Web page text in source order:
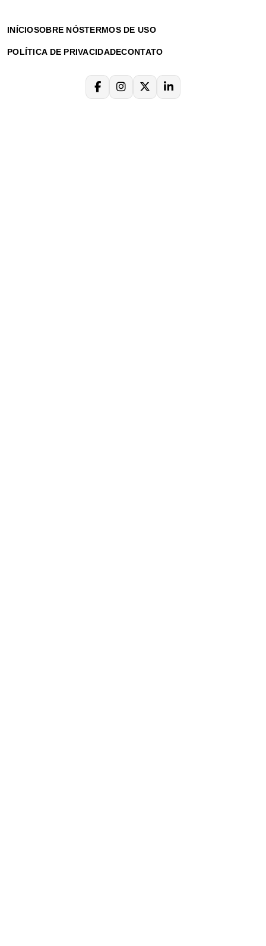
INÍCIOSOBRE NÓSTERMOS DE USO
POLÍTICA DE PRIVACIDADECONTATO